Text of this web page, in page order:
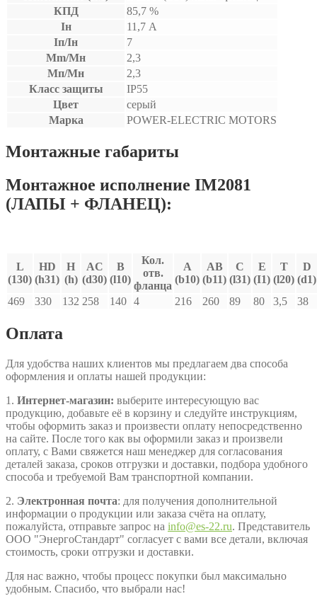
КПД
85,7 %
Iн
11,7 А
Iп/Iн
7
Mm/Мн
2,3
Мп/Мн
2,3
Класс защиты
IP55
Цвет
серый
Марка
POWER-ELECTRIC MOTORS
Монтажные габариты
Монтажное исполнение IM2081
(ЛАПЫ + ФЛАНЕЦ):
L
(130)
HD
(h31)
H
(h)
AC
(d30)
В
(l10)
Кол.
отв.
фланца
A
(b10)
AB
(b11)
C
(l31)
E
(I1)
T
(l20)
D
(d1)
469
330 132 258 140 4 216 260 89 80 3,5 38
Оплата
Для удобства наших клиентов мы предлагаем два способа
оформления и оплаты нашей продукции:
1. Интернет-магазин: выберите интересующую вас
продукцию, добавьте её в корзину и следуйте инструкциям,
чтобы оформить заказ и произвести оплату непосредственно
на сайте. После того как вы оформили заказ и произвели
оплату, с Вами свяжется наш менеджер для согласования
деталей заказа, сроков отгрузки и доставки, подбора удобного
способа и требуемой Вам транспортной компании.
2. Электронная почта: для получения дополнительной
информации о продукции или заказа счёта на оплату,
пожалуйста, отправьте запрос на info@es-22.ru. Представитель
ООО "ЭнергоСтандарт" согласует с вами все детали, включая
стоимость, сроки отгрузки и доставки.
Для нас важно, чтобы процесс покупки был максимально
удобным. Спасибо, что выбрали нас!